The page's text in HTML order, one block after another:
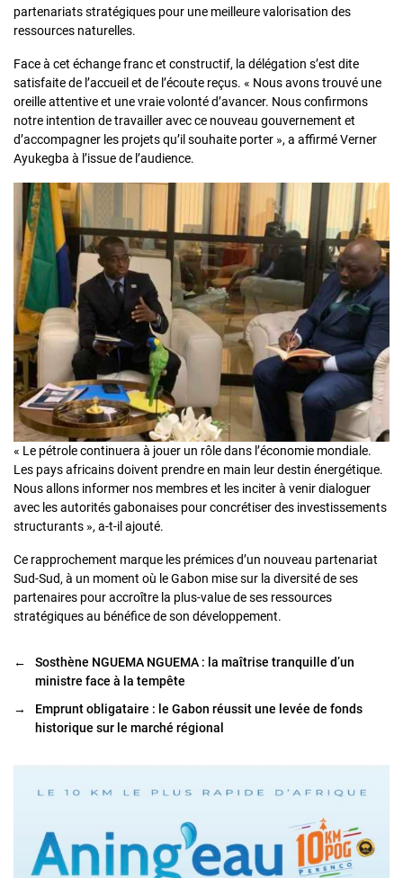
partenariats stratégiques pour une meilleure valorisation des
ressources naturelles.
Face à cet échange franc et constructif, la délégation s’est dite
satisfaite de l’accueil et de l’écoute reçus. « Nous avons trouvé une
oreille attentive et une vraie volonté d’avancer. Nous confirmons
notre intention de travailler avec ce nouveau gouvernement et
d’accompagner les projets qu’il souhaite porter », a affirmé Verner
Ayukegba à l’issue de l’audience.
« Le pétrole continuera à jouer un rôle dans l’économie mondiale.
Les pays africains doivent prendre en main leur destin énergétique.
Nous allons informer nos membres et les inciter à venir dialoguer
avec les autorités gabonaises pour concrétiser des investissements
structurants », a-t-il ajouté.
Ce rapprochement marque les prémices d’un nouveau partenariat
Sud-Sud, à un moment où le Gabon mise sur la diversité de ses
partenaires pour accroître la plus-value de ses ressources
stratégiques au bénéfice de son développement.
←
Sosthène NGUEMA NGUEMA : la maîtrise tranquille d’un
ministre face à la tempête
→
Emprunt obligataire : le Gabon réussit une levée de fonds
historique sur le marché régional